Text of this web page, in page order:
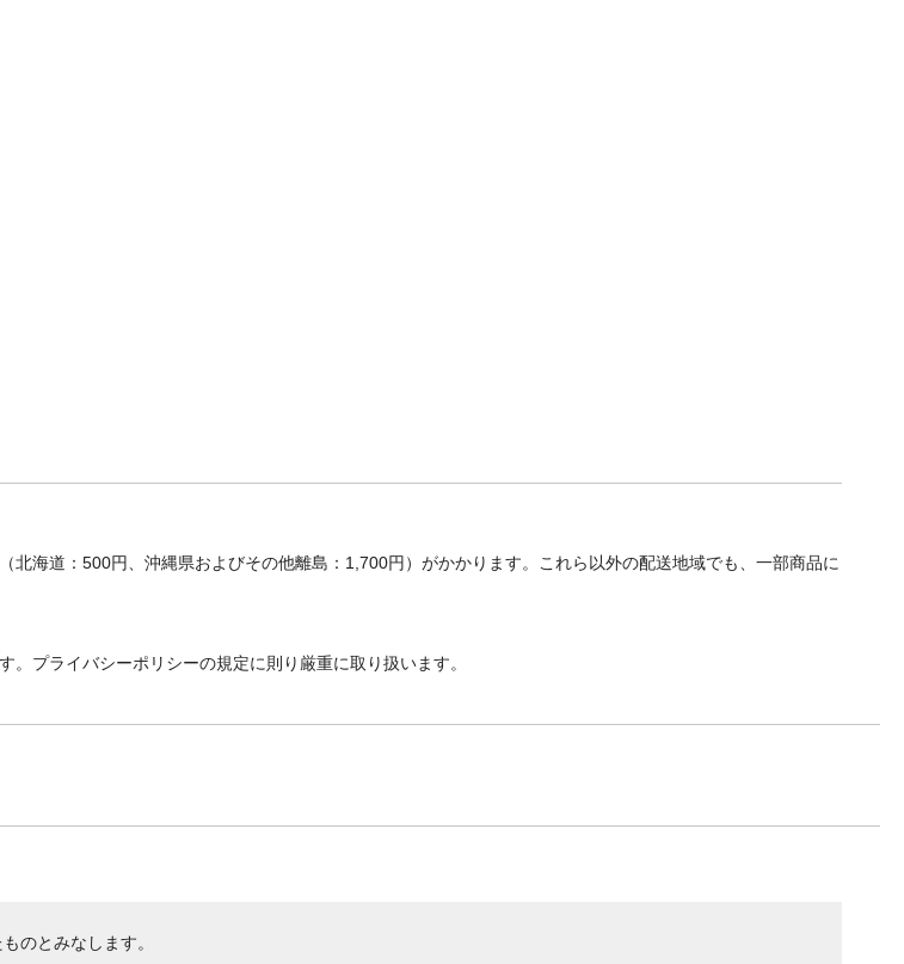
海道：500円、沖縄県およびその他離島：1,700円）がかかります。これら以外の配送地域でも、一部商品に
プライバシーポリシーの規定に則り厳重に取り扱います。
のとみなします。